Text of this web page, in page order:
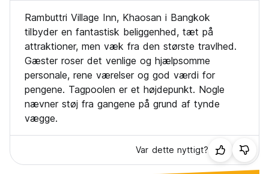
Rambuttri Village Inn, Khaosan i Bangkok
tilbyder en fantastisk beliggenhed, tæt på
attraktioner, men væk fra den største travlhed.
Gæster roser det venlige og hjælpsomme
personale, rene værelser og god værdi for
pengene. Tagpoolen er et højdepunkt. Nogle
nævner støj fra gangene på grund af tynde
vægge.
Var dette nyttigt?